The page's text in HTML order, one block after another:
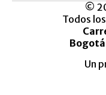
©
Todos
Un